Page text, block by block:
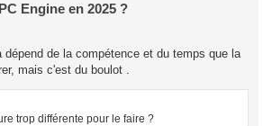
Engine en 2025 ?
de la compétence et du temps que la
mais c'est du boulot .
trop différente pour le faire ?